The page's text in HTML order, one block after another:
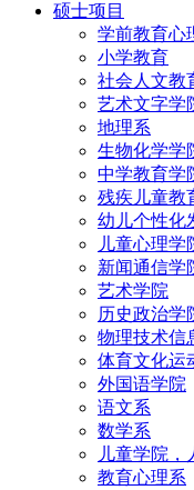
硕士项目
学前教育心
小学教育
社会人文教
艺术文字学
地理系
生物化学学
中学教育学
残疾儿童教
幼儿个性化
儿童心理学
新闻通信学
艺术学院
历史政治学
物理技术信
体育文化运
外国语学院
语文系
数学系
儿童学院，
教育心理系